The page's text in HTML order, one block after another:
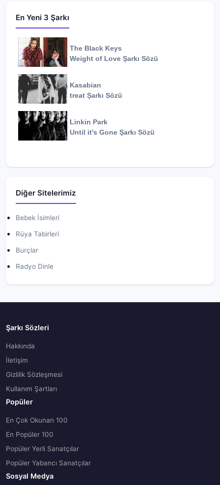
En Yeni 3 Şarkı
The Black Keys
Weight of Love Şarkı Sözü
Kasabian
treat Şarkı Sözü
Linkin Park
Until it's Gone Şarkı Sözü
Diğer Sitelerimiz
Bebek İsimleri
Rüya Tabirleri
Burçlar
Radyo Dinle
Şarkı Sözleri
Hakkında
İletişim
Gizlilik Sözleşmesi
Kullanım Şartları
Popüler
En Çok Okunan 100
En Popüler 100
Popüler Yerli Sanatçılar
Popüler Yabancı Sanatçılar
Sosyal Medya